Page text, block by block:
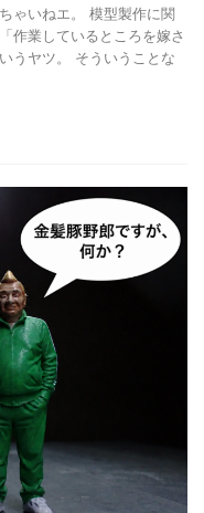
ゃいねエ。 模型製作に関
作業しているところを嫁さ
うヤツ。 そういうことな